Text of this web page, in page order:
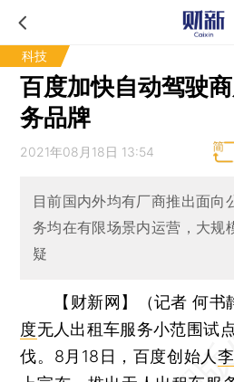
科技
百度加快自动驾驶
务品牌
2021年08月18日 13:54
目前国内外均有厂商推出面向
务均在有限场景内运营，大规
疑
【财新网】（记者 何书
度无人出租车服务小范围试
伐。8月18日，百度创始人